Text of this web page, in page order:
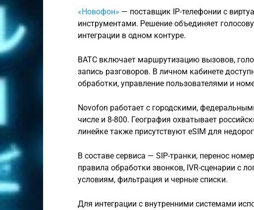
«Новофон» — поставщик IP-телефонии с
инструментами. Решение объединяет
интеграции в одном контуре.
ВАТС включает маршрутизацию вызовов,
запись разговоров. В личном кабинете
обработки, управление пользователями и
Novofon работает с городскими,
числе и 8-800. География охватывает
линейке также присутствуют eSIM для
В составе сервиса — SIP-транки, перенос
правила обработки звонков, IVR-сценарии с
условиям, фильтрация и черные списки.
Для интеграции с внутренними системами